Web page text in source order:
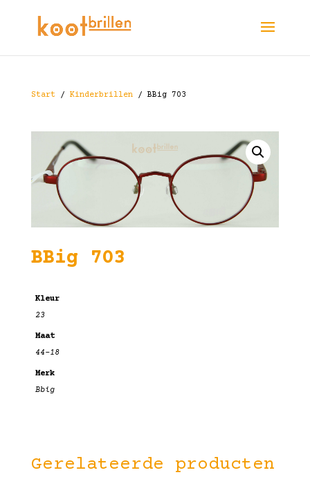
Start/ Kinderbrillen/ BBig 703
BBig 703
Kleur
23
Maat
44-18
Merk
Bbig
Gerelateerde producten